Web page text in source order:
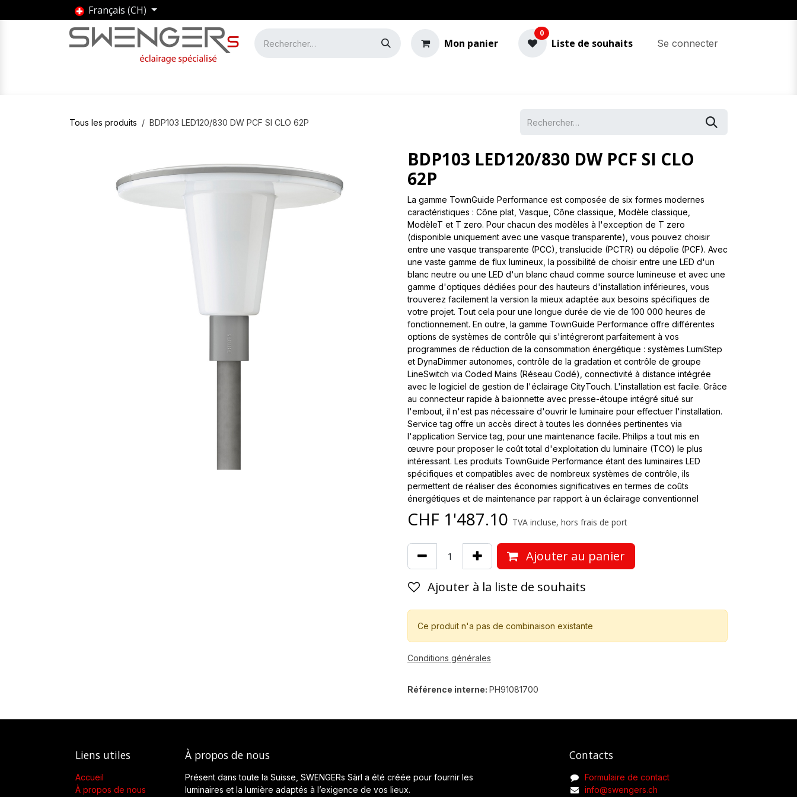
Se rendre au contenu
Français (CH)
Mon panier
0
Liste de souhaits Se connecter
Tous les produits BDP103 LED120/830 DW PCF SI CLO 62P
BDP103 LED120/830 DW PCF SI CLO
62P
La gamme TownGuide Performance est composée de six formes modernes
caractéristiques : Cône plat, Vasque, Cône classique, Modèle classique,
ModèleT et T zero. Pour chacun des modèles à l'exception de T zero
(disponible uniquement avec une vasque transparente), vous pouvez choisir
entre une vasque transparente (PCC), translucide (PCTR) ou dépolie (PCF). Avec
une vaste gamme de flux lumineux, la possibilité de choisir entre une LED d'un
blanc neutre ou une LED d'un blanc chaud comme source lumineuse et avec une
gamme d'optiques dédiées pour des hauteurs d'installation inférieures, vous
trouverez facilement la version la mieux adaptée aux besoins spécifiques de
votre projet. Tout cela pour une longue durée de vie de 100 000 heures de
fonctionnement. En outre, la gamme TownGuide Performance offre différentes
options de systèmes de contrôle qui s'intégreront parfaitement à vos
programmes de réduction de la consommation énergétique : systèmes LumiStep
et DynaDimmer autonomes, contrôle de la gradation et contrôle de groupe
LineSwitch via Coded Mains (Réseau Codé), connectivité à distance intégrée
avec le logiciel de gestion de l'éclairage CityTouch. L'installation est facile. Grâce
au connecteur rapide à baïonnette avec presse-étoupe intégré situé sur
l'embout, il n'est pas nécessaire d'ouvrir le luminaire pour effectuer l'installation.
Service tag offre un accès direct à toutes les données pertinentes via
l'application Service tag, pour une maintenance facile. Philips a tout mis en
œuvre pour proposer le coût total d'exploitation du luminaire (TCO) le plus
intéressant. Les produits TownGuide Performance étant des luminaires LED
spécifiques et compatibles avec de nombreux systèmes de contrôle, ils
permettent de réaliser des économies significatives en termes de coûts
énergétiques et de maintenance par rapport à un éclairage conventionnel
CHF 1'487.10 TVA incluse, hors frais de port
Ajouter au panier
Ajouter à la liste de souhaits
Ce produit n'a pas de combinaison existante
Conditions générales
Référence interne: PH91081700
Contacts
Formulaire de contact
info@swengers.ch
Liens utiles
Accueil
À propos de nous
À propos de nous
Présent dans toute la Suisse, SWENGERs Sàrl a été créée pour fournir les
luminaires et la lumière adaptés à l’exigence de vos lieux.